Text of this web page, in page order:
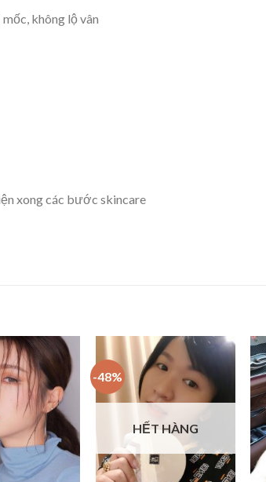
không lộ vân
xong các bước skincare
Add to
Wishlist
-48%
Add to
Wishlist
HẾT HÀNG